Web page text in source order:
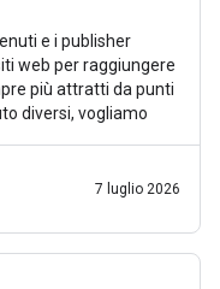
e i publisher
web per raggiungere
più attratti da punti
diversi, vogliamo
7 luglio 2026